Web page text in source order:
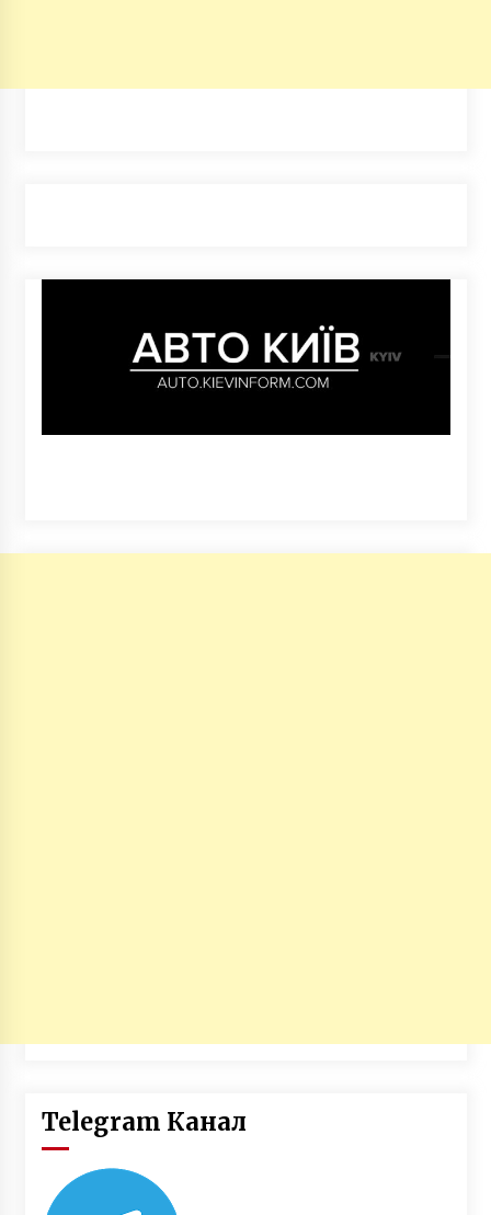
Telegram Канал